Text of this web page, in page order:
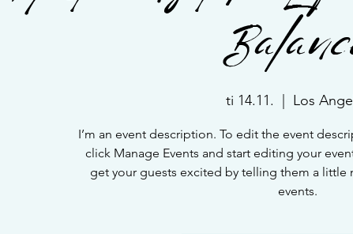
ti 14.11. Los
I’m an event description. To edit the event
click Manage Events and start editing your
get your guests excited by telling them a
events.